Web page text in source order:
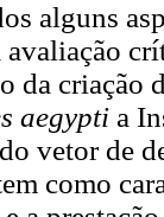
alguns
da criação
aegypti a
vetor de
como